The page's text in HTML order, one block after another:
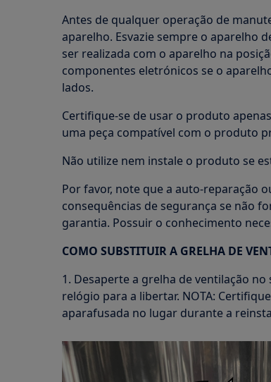
Antes de qualquer operação de
aparelho. Esvazie sempre o aparelho
ser realizada com o aparelho na
componentes eletrónicos se o
lados.
Certifique-se de usar o produto
uma peça compatível com o produto
Não utilize nem instale o produto se
Por favor, note que a auto-reparação
consequências de segurança se não
garantia. Possuir o conhecimento
COMO SUBSTITUIR A GRELHA DE
1. Desaperte a grelha de ventilação
relógio para a libertar. NOTA:
aparafusada no lugar durante a